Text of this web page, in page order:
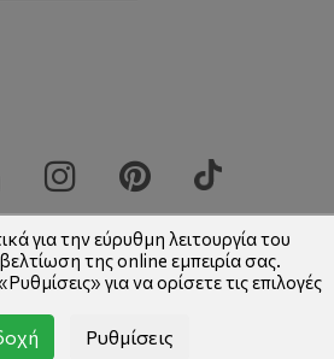
|Αρ.ΓΕΜΗ: 004922701000
για την εύρυθμη λειτουργία του
της online εμπειρία σας.
για να ορίσετε τις επιλογές
Ρυθμίσεις